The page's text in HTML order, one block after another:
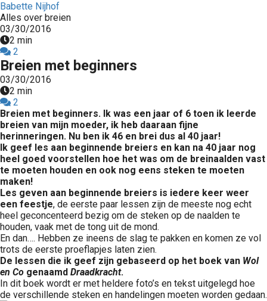
Babette Nijhof
Alles over breien
03/30/2016
2 min
2
Breien met beginners
03/30/2016
2 min
2
Breien met beginners. Ik was een jaar of 6 toen ik leerde
breien van mijn moeder, ik heb daaraan fijne
herinneringen. Nu ben ik 46 en brei dus al 40 jaar!
Ik geef les aan beginnende breiers en kan na 40 jaar nog
heel goed voorstellen hoe het was om de breinaalden vast
te moeten houden en ook nog eens steken te moeten
maken!
Les geven aan beginnende breiers is iedere keer weer
een feestje, de eerste paar lessen zijn de meeste nog echt
heel geconcenteerd bezig om de steken op de naalden te
houden, vaak met de tong uit de mond.
En dan…. Hebben ze ineens de slag te pakken en komen ze vol
trots de eerste proeflapjes laten zien.
De lessen die ik geef zijn gebaseerd op het boek van Wol
en Co genaamd Draadkracht.
In dit boek wordt er met heldere foto’s en tekst uitgelegd hoe
de verschillende steken en handelingen moeten worden gedaan.